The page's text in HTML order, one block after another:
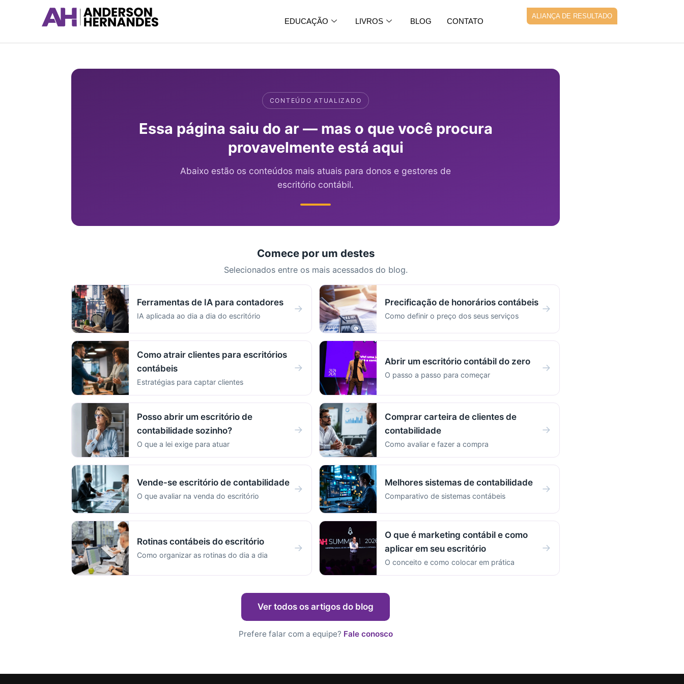
conteúdo
EDUCAÇÃO LIVROS BLOG CONTATO
ALIANÇA DE RESULTADO
CONTEÚDO ATUALIZADO
Essa página saiu do ar — mas o que você procura
provavelmente está aqui
Abaixo estão os conteúdos mais atuais para donos e gestores de
escritório contábil.
Comece por um destes
Selecionados entre os mais acessados do blog.
Ferramentas de IA para contadores
IA aplicada ao dia a dia do escritório
→ Precificação de honorários contábeis
Como definir o preço dos seus serviços
→
Como atrair clientes para escritórios
contábeis
Estratégias para captar clientes
→ Abrir um escritório contábil do zero
O passo a passo para começar
→
Posso abrir um escritório de
contabilidade sozinho?
O que a lei exige para atuar
→
Comprar carteira de clientes de
contabilidade
Como avaliar e fazer a compra
→
Vende-se escritório de contabilidade
O que avaliar na venda do escritório
→ Melhores sistemas de contabilidade
Comparativo de sistemas contábeis
→
Rotinas contábeis do escritório
Como organizar as rotinas do dia a dia
→
O que é marketing contábil e como
aplicar em seu escritório
O conceito e como colocar em prática
→
Ver todos os artigos do blog
Prefere falar com a equipe? Fale conosco